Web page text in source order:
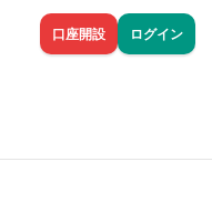
口座開設 ログイン